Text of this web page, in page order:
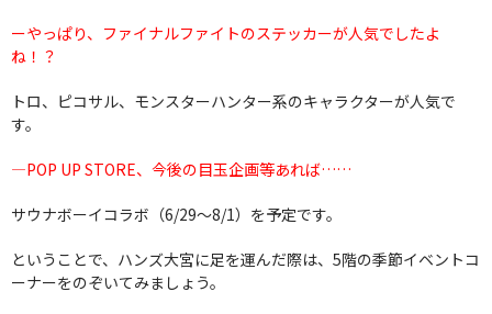
ーやっぱり、ファイナルファイトのステッカーが人気でしたよ
ね！？
トロ、ピコサル、モンスターハンター系のキャラクターが人気で
す。
―POP UP STORE、今後の目玉企画等あれば……
サウナボーイコラボ（6/29～8/1）を予定です。
ということで、ハンズ大宮に足を運んだ際は、5階の季節イベントコ
ーナーをのぞいてみましょう。